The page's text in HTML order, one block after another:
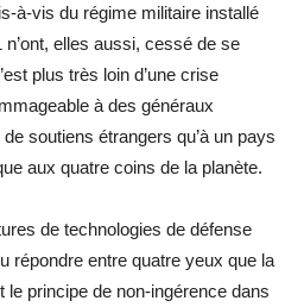
à-vis du régime militaire installé
elles aussi, cessé de se
plus très loin d’une crise
à des généraux
soutiens étrangers qu’à un pays
aux quatre coins de la planète.
de technologies de défense
répondre entre quatre yeux que la
principe de non-ingérence dans